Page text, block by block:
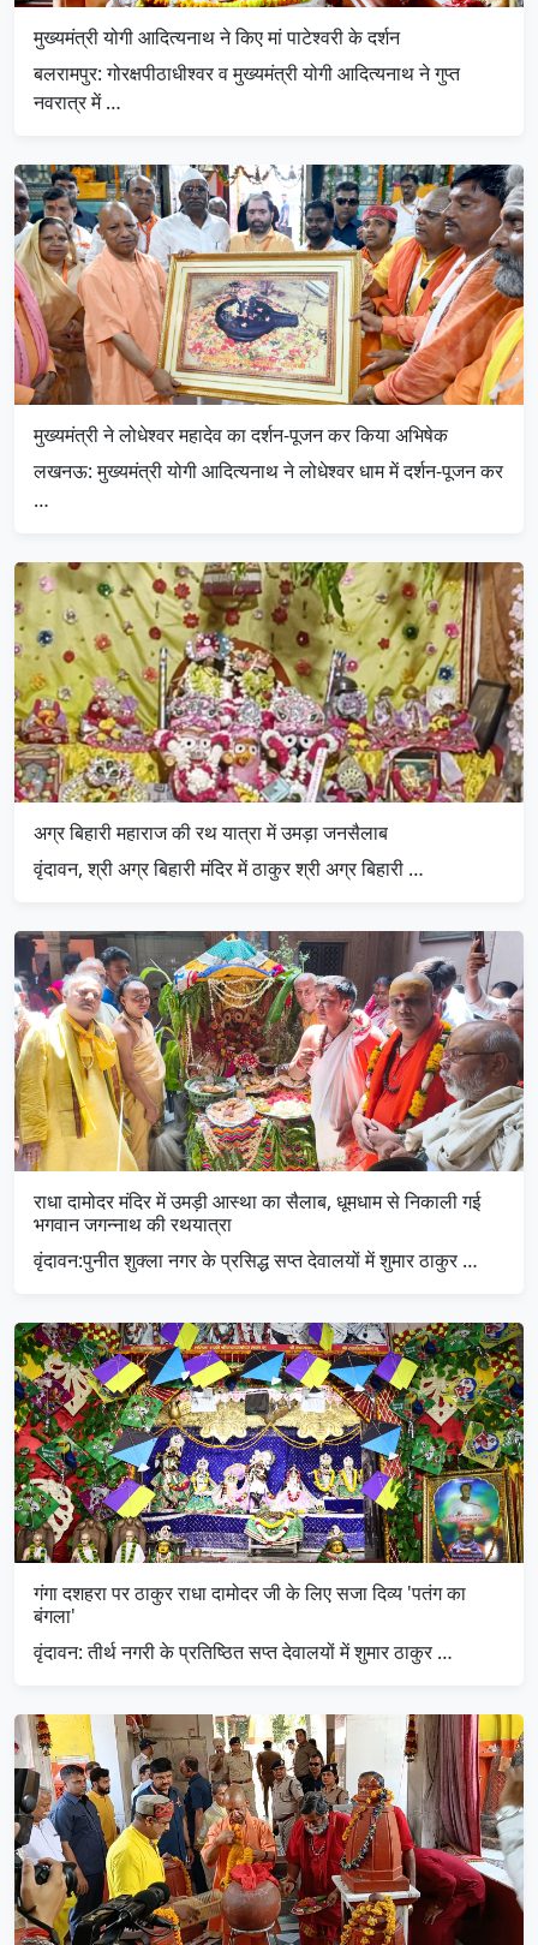
मुख्यमंत्री योगी आदित्यनाथ ने किए मां पाटेश्वरी के दर्शन
बलरामपुर: गोरक्षपीठाधीश्वर व मुख्यमंत्री योगी आदित्यनाथ ने गुप्त
नवरात्र में …
मुख्यमंत्री ने लोधेश्वर महादेव का दर्शन-पूजन कर किया अभिषेक
लखनऊ: मुख्यमंत्री योगी आदित्यनाथ ने लोधेश्वर धाम में दर्शन-पूजन कर
…
अग्र बिहारी महाराज की रथ यात्रा में उमड़ा जनसैलाब
वृंदावन, श्री अग्र बिहारी मंदिर में ठाकुर श्री अग्र बिहारी …
राधा दामोदर मंदिर में उमड़ी आस्था का सैलाब, धूमधाम से निकाली गई
भगवान जगन्नाथ की रथयात्रा
​वृंदावन:पुनीत शुक्ला नगर के प्रसिद्ध सप्त देवालयों में शुमार ठाकुर …
गंगा दशहरा पर ठाकुर राधा दामोदर जी के लिए सजा दिव्य 'पतंग का
बंगला'
​वृंदावन: तीर्थ नगरी के प्रतिष्ठित सप्त देवालयों में शुमार ठाकुर …